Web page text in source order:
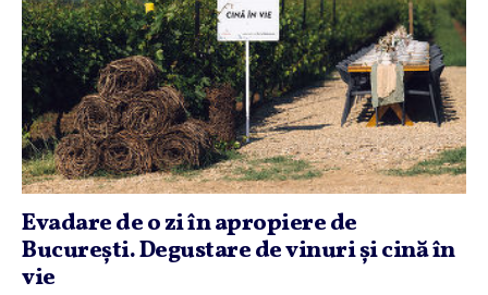
Evadare de o zi în apropiere de
Bucureşti. Degustare de vinuri şi cină în
vie